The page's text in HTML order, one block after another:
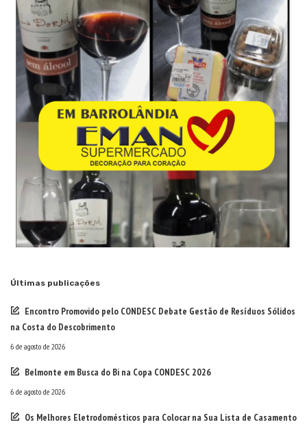
Últimas publicações
Encontro Promovido pelo CONDESC Debate Gestão de Resíduos Sólidos
na Costa do Descobrimento
6 de agosto de 2026
Belmonte em Busca do Bi na Copa CONDESC 2026
6 de agosto de 2026
Os Melhores Eletrodomésticos para Colocar na Sua Lista de Casamento